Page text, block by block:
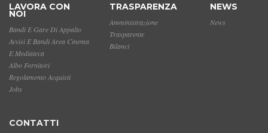
LAVORA CON
NOI
Bandi E Gare Di Appalto
Avvisi E Bandi Area Cinema
E Mediateca
Albo Fornitori
Regolamento Acquisti
Jobs
TRASPARENZA
Amministrazione
Trasparente
Bilanci
NEWS
News
CONTATTI